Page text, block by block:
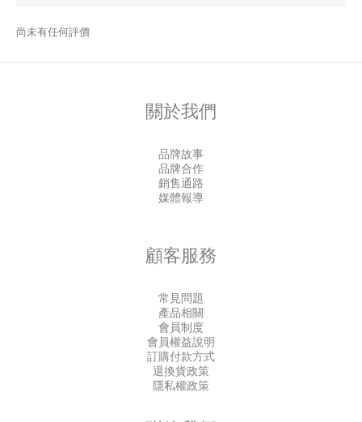
尚未有任何評價
關於我們
品牌故事
品牌合作
銷售通路
媒體報導
顧客服務
常見問題
產品相關
會員制度
會員權益說明
訂購付款方式
退換貨政策
隱私權政策